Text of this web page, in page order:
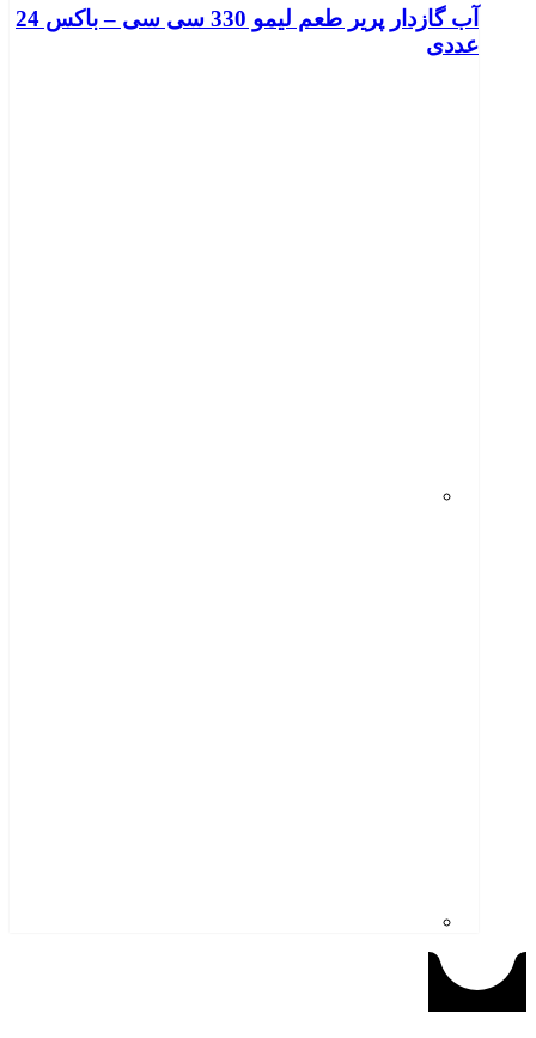
آب گازدار پریر طعم لیمو 330 سی سی – باکس 24
عددی